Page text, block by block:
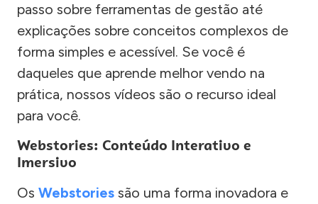
passo sobre ferramentas de gestão até
explicações sobre conceitos complexos de
forma simples e acessível. Se você é
daqueles que aprende melhor vendo na
prática, nossos vídeos são o recurso ideal
para você.
Webstories: Conteúdo Interativo e
Imersivo
Os Webstories são uma forma inovadora e